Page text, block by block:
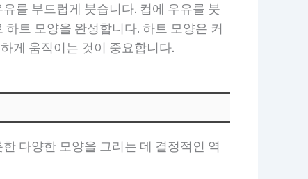
를 부드럽게 붓습니다. 컵에 우유를 붓
트 모양을 완성합니다. 하트 모양은 커
게 움직이는 것이 중요합니다.
다양한 모양을 그리는 데 결정적인 역